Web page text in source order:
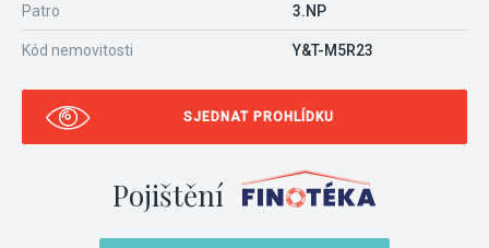
Patro 3.NP
Kód nemovitosti Y&T-M5R23
SJEDNAT PROHLÍDKU
Pojištění